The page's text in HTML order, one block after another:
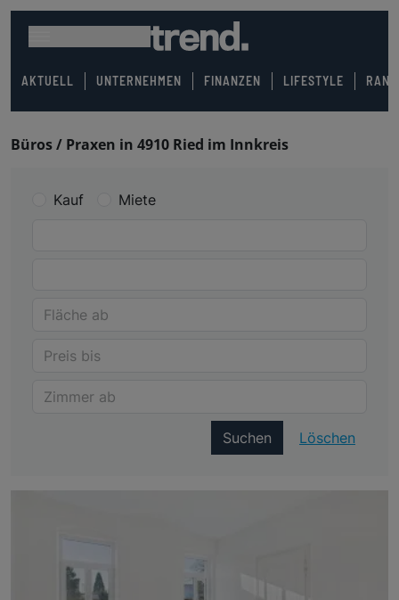
AKTUELL UNTERNEHMEN FINANZEN LIFESTYLE
Büros / Praxen in 4910 Ried im Innkreis
Kauf Miete
Suchen Löschen